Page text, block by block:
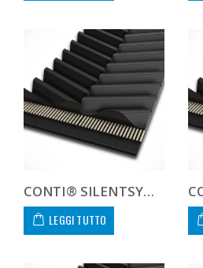
CONTI® SILENTSYNC P-1440
LEGGI TUTTO